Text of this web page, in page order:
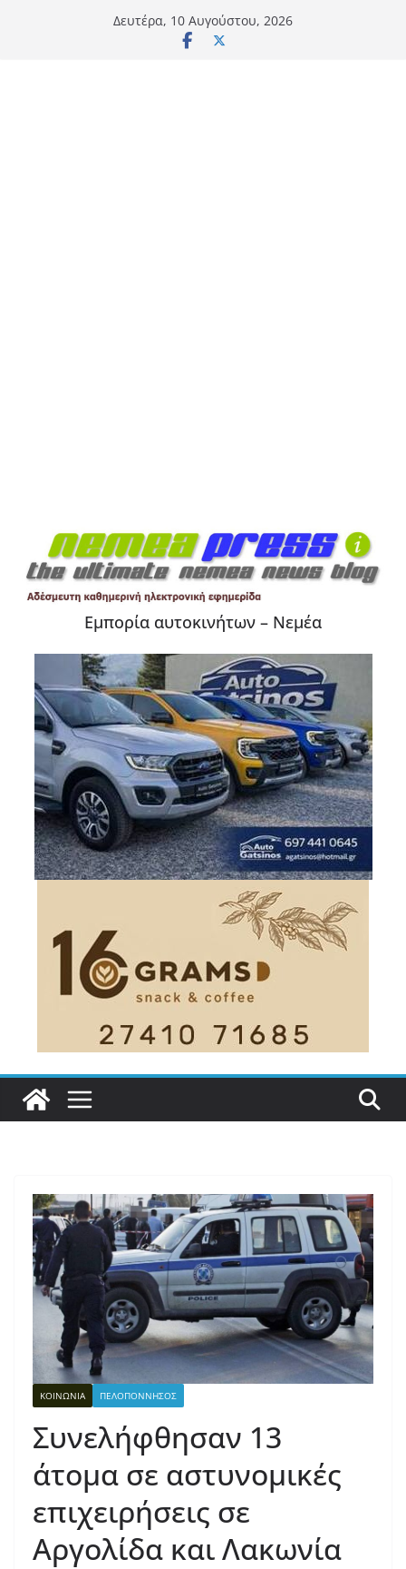
Δευτέρα, 10 Αυγούστου, 2026
Εμπορία αυτοκινήτων – Νεμέα
ΚΟΙΝΩΝΙΑ ΠΕΛΟΠΟΝΝΗΣΟΣ
Συνελήφθησαν 13
άτομα σε αστυνομικές
επιχειρήσεις σε
Αργολίδα και Λακωνία